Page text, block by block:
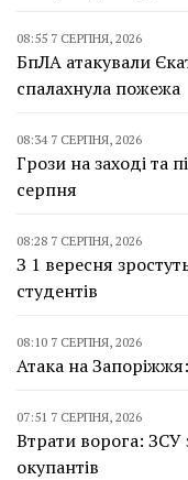
08:55 7 СЕРПНЯ, 2026
БпЛА атакували
спалахнула пожежа
08:34 7 СЕРПНЯ, 2026
Грози на заході та
серпня
08:28 7 СЕРПНЯ, 2026
З 1 вересня
студентів
08:10 7 СЕРПНЯ, 2026
Атака на
07:51 7 СЕРПНЯ, 2026
Втрати ворога:
окупантів